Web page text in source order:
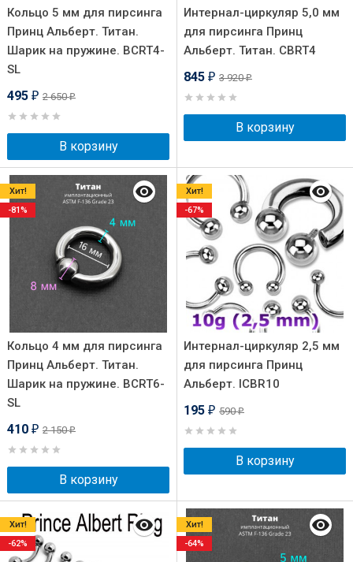
Кольцо 5 мм для пирсинга
Принц Альберт. Титан.
Шарик на пружине. BCRT4-
SL
495 ₽ 2 650₽
В корзину
Интернал-циркуляр 5,0 мм
для пирсинга Принц
Альберт. Титан. CBRT4
845 ₽ 3 920₽
В корзину
Кольцо 4 мм для пирсинга
Принц Альберт. Титан.
Шарик на пружине. BCRT6-
SL
410 ₽ 2 150₽
В корзину
Хит!
-81%
Интернал-циркуляр 2,5 мм
для пирсинга Принц
Альберт. ICBR10
195 ₽ 590₽
В корзину
Хит!
-67%
Хит!
-62%
Хит!
-64%